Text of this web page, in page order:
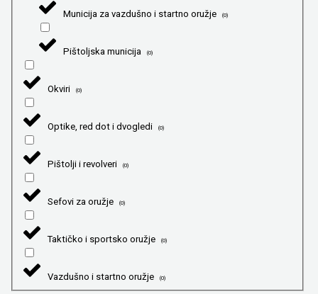
Municija za vazdušno i startno oružje (0)
Pištoljska municija (0)
Okviri (0)
Optike, red dot i dvogledi (0)
Pištolji i revolveri (0)
Sefovi za oružje (0)
Taktičko i sportsko oružje (0)
Vazdušno i startno oružje (0)